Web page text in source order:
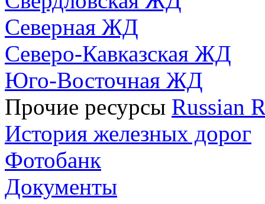
Северная ЖД
Северо-Кавказская ЖД
Юго-Восточная ЖД
Прочие ресурсы Russian
История железных дорог
Фотобанк
Документы